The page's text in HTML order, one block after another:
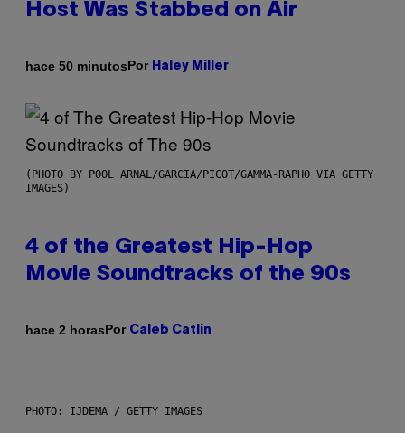
Host Was Stabbed on Air
hace 50 minutosPor Haley Miller
(PHOTO BY POOL ARNAL/GARCIA/PICOT/GAMMA-RAPHO VIA GETTY
IMAGES)
4 of the Greatest Hip-Hop
Movie Soundtracks of the 90s
hace 2 horasPor Caleb Catlin
PHOTO: IJDEMA / GETTY IMAGES